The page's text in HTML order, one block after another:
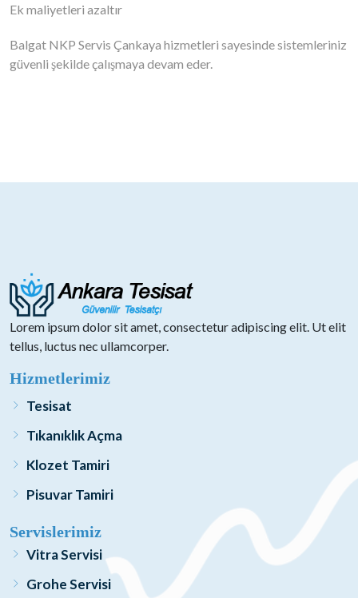
Ek maliyetleri azaltır
Balgat NKP Servis Çankaya hizmetleri sayesinde sistemleriniz
güvenli şekilde çalışmaya devam eder.
Lorem ipsum dolor sit amet, consectetur adipiscing elit. Ut elit
tellus, luctus nec ullamcorper.
Hizmetlerimiz
Tesisat
Tıkanıklık Açma
Klozet Tamiri
Pisuvar Tamiri
Servislerimiz
Vitra Servisi
Grohe Servisi